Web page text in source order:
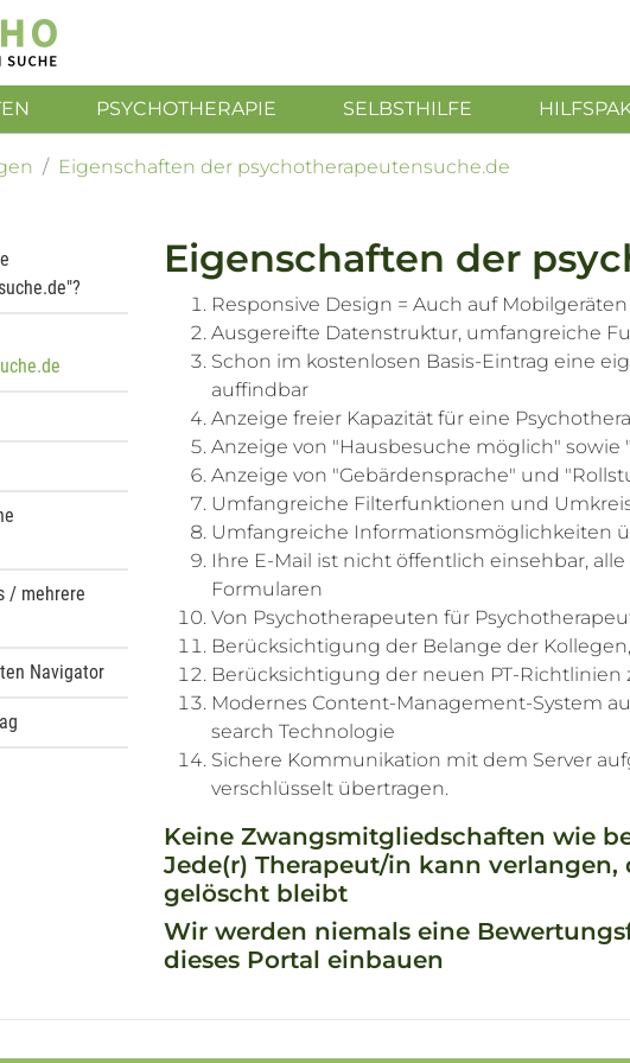
PSYCHOTHERAPIE SELBSTHILFE
Eigenschaften der psychotherapeutensuche.de
Eigenschaften der
Responsive Design = Auch auf
Ausgereifte Datenstruktur, umfangreiche
Schon im kostenlosen Basis-Eintrag eine
auffindbar
Anzeige freier Kapazität für eine
Anzeige von "Hausbesuche möglich" sowie
Anzeige von "Gebärdensprache" und
Umfangreiche Filterfunktionen und
Umfangreiche Informationsmöglichkeiten
Ihre E-Mail ist nicht öffentlich einsehbar,
Formularen
Von Psychotherapeuten für
Berücksichtigung der Belange der
Berücksichtigung der neuen PT-Richtlinien
Modernes Content-Management-System
search Technologie
Sichere Kommunikation mit dem Server
verschlüsselt übertragen.
Keine Zwangsmitgliedschaften wie
Jede(r) Therapeut/in kann
gelöscht bleibt
Wir werden niemals eine
dieses Portal einbauen
/ mehrere
Navigator